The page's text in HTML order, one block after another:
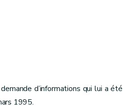
d’informations qui lui a été
1995.